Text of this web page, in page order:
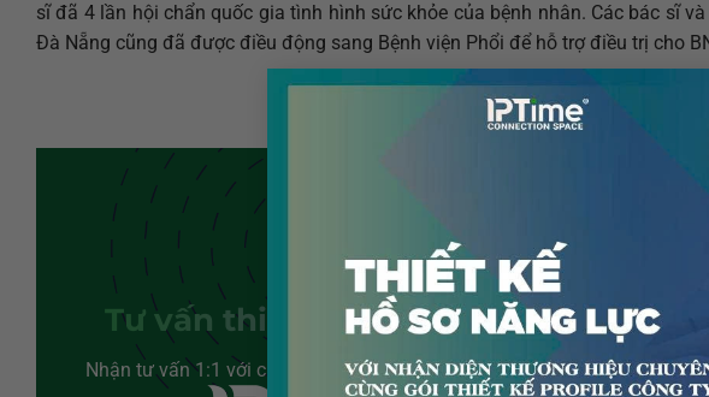
sĩ đã 4 lần hội chẩn quốc gia tình hình sức khỏe của bệnh nhân. Các bác sĩ
Đà Nẵng cũng đã được điều động sang Bệnh viện Phổi để hỗ trợ điều trị cho
Tư vấn thiết kế thương hiệu
Nhận tư vấn 1:1 với chuyên gia thương hiệu của chúng tôi